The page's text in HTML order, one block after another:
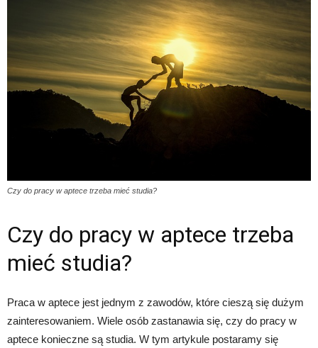
Czy do pracy w aptece trzeba mieć studia?
Czy do pracy w aptece trzeba
mieć studia?
Praca w aptece jest jednym z zawodów, które cieszą się dużym
zainteresowaniem. Wiele osób zastanawia się, czy do pracy w
aptece konieczne są studia. W tym artykule postaramy się